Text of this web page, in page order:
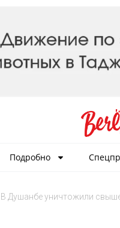
Подробно
В Душанбе уничтожили